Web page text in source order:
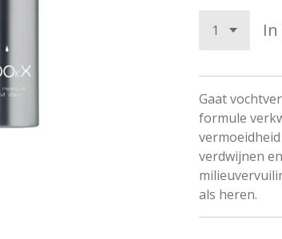
Gaat
formule
verdwijnen
als heren.